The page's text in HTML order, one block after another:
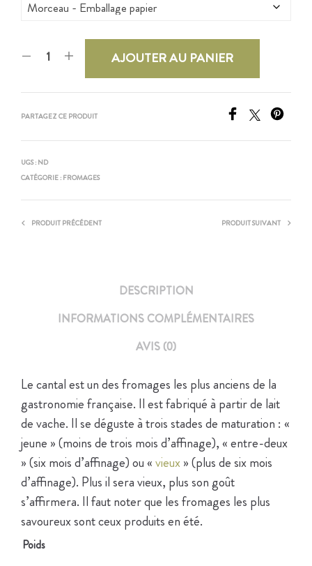
AJOUTER AU PANIER
PARTAGEZ CE PRODUIT
UGS : ND
CATÉGORIE : FROMAGES
PRODUIT PRÉCÉDENT PRODUIT SUIVANT
DESCRIPTION
INFORMATIONS COMPLÉMENTAIRES
AVIS (0)
Le cantal est un des fromages les plus anciens de la
gastronomie française. Il est fabriqué à partir de lait
de vache. Il se déguste à trois stades de maturation : «
jeune » (moins de trois mois d’affinage), « entre-deux
» (six mois d’affinage) ou «vieux » (plus de six mois
d’affinage). Plus il sera vieux, plus son goût
s’affirmera. Il faut noter que les fromages les plus
savoureux sont ceux produits en été.
Poids